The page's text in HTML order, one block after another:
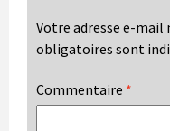
Votre adresse e-mail
obligatoires sont
Commentaire *